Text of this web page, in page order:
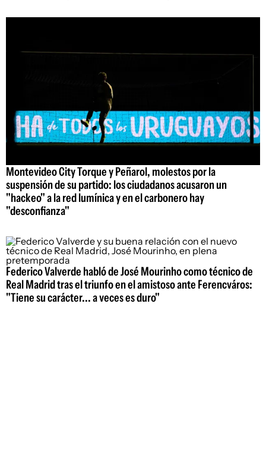
Montevideo City Torque y Peñarol, molestos por la
suspensión de su partido: los ciudadanos acusaron un
"hackeo" a la red lumínica y en el carbonero hay
"desconfianza"
Federico Valverde habló de José Mourinho como técnico de
Real Madrid tras el triunfo en el amistoso ante Ferencváros:
"Tiene su carácter... a veces es duro"